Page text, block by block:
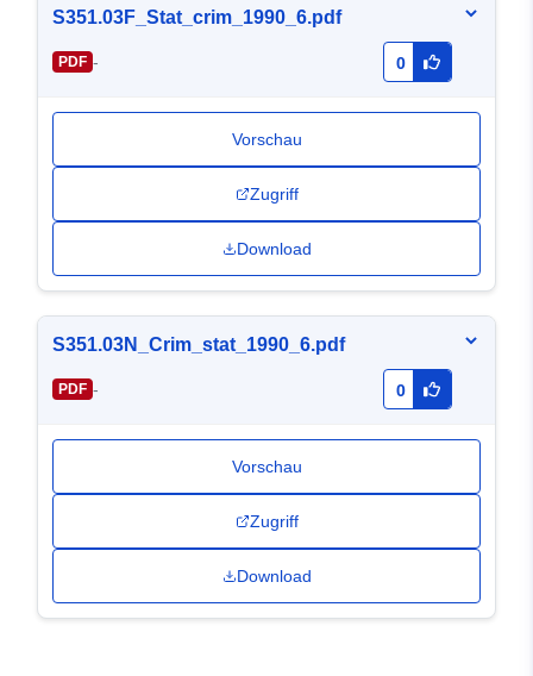
S351.03F_Stat_crim_1990_6.pdf
PDF - 0
Vorschau
Zugriff
Download
S351.03N_Crim_stat_1990_6.pdf
PDF - 0
Vorschau
Zugriff
Download